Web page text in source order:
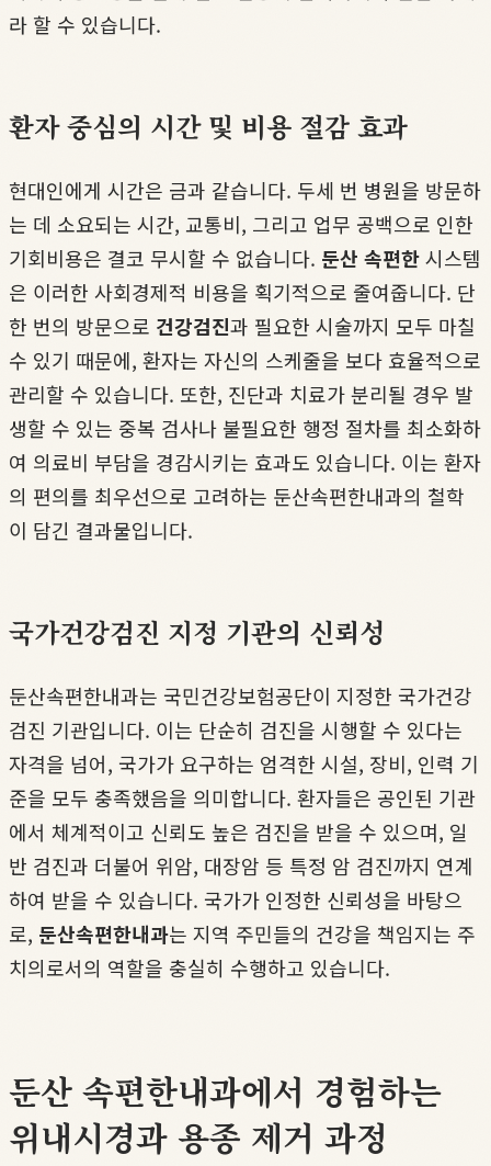
라 할 수 있습니다.
환자 중심의 시간 및 비용 절감 효과
현대인에게 시간은 금과 같습니다. 두세 번 병원을 방문하
는 데 소요되는 시간, 교통비, 그리고 업무 공백으로 인한
기회비용은 결코 무시할 수 없습니다. 둔산 속편한시스템
은 이러한 사회경제적 비용을 획기적으로 줄여줍니다. 단
한 번의 방문으로 건강검진과 필요한 시술까지 모두 마칠
수 있기 때문에, 환자는 자신의 스케줄을 보다 효율적으로
관리할 수 있습니다. 또한, 진단과 치료가 분리될 경우 발
생할 수 있는 중복 검사나 불필요한 행정 절차를 최소화하
여 의료비 부담을 경감시키는 효과도 있습니다. 이는 환자
의 편의를 최우선으로 고려하는 둔산속편한내과의 철학
이 담긴 결과물입니다.
국가건강검진 지정 기관의 신뢰성
둔산속편한내과는 국민건강보험공단이 지정한 국가건강
검진 기관입니다. 이는 단순히 검진을 시행할 수 있다는
자격을 넘어, 국가가 요구하는 엄격한 시설, 장비, 인력 기
준을 모두 충족했음을 의미합니다. 환자들은 공인된 기관
에서 체계적이고 신뢰도 높은 검진을 받을 수 있으며, 일
반 검진과 더불어 위암, 대장암 등 특정 암 검진까지 연계
하여 받을 수 있습니다. 국가가 인정한 신뢰성을 바탕으
로, 둔산속편한내과는 지역 주민들의 건강을 책임지는 주
치의로서의 역할을 충실히 수행하고 있습니다.
둔산 속편한내과에서 경험하는
위내시경과 용종 제거 과정